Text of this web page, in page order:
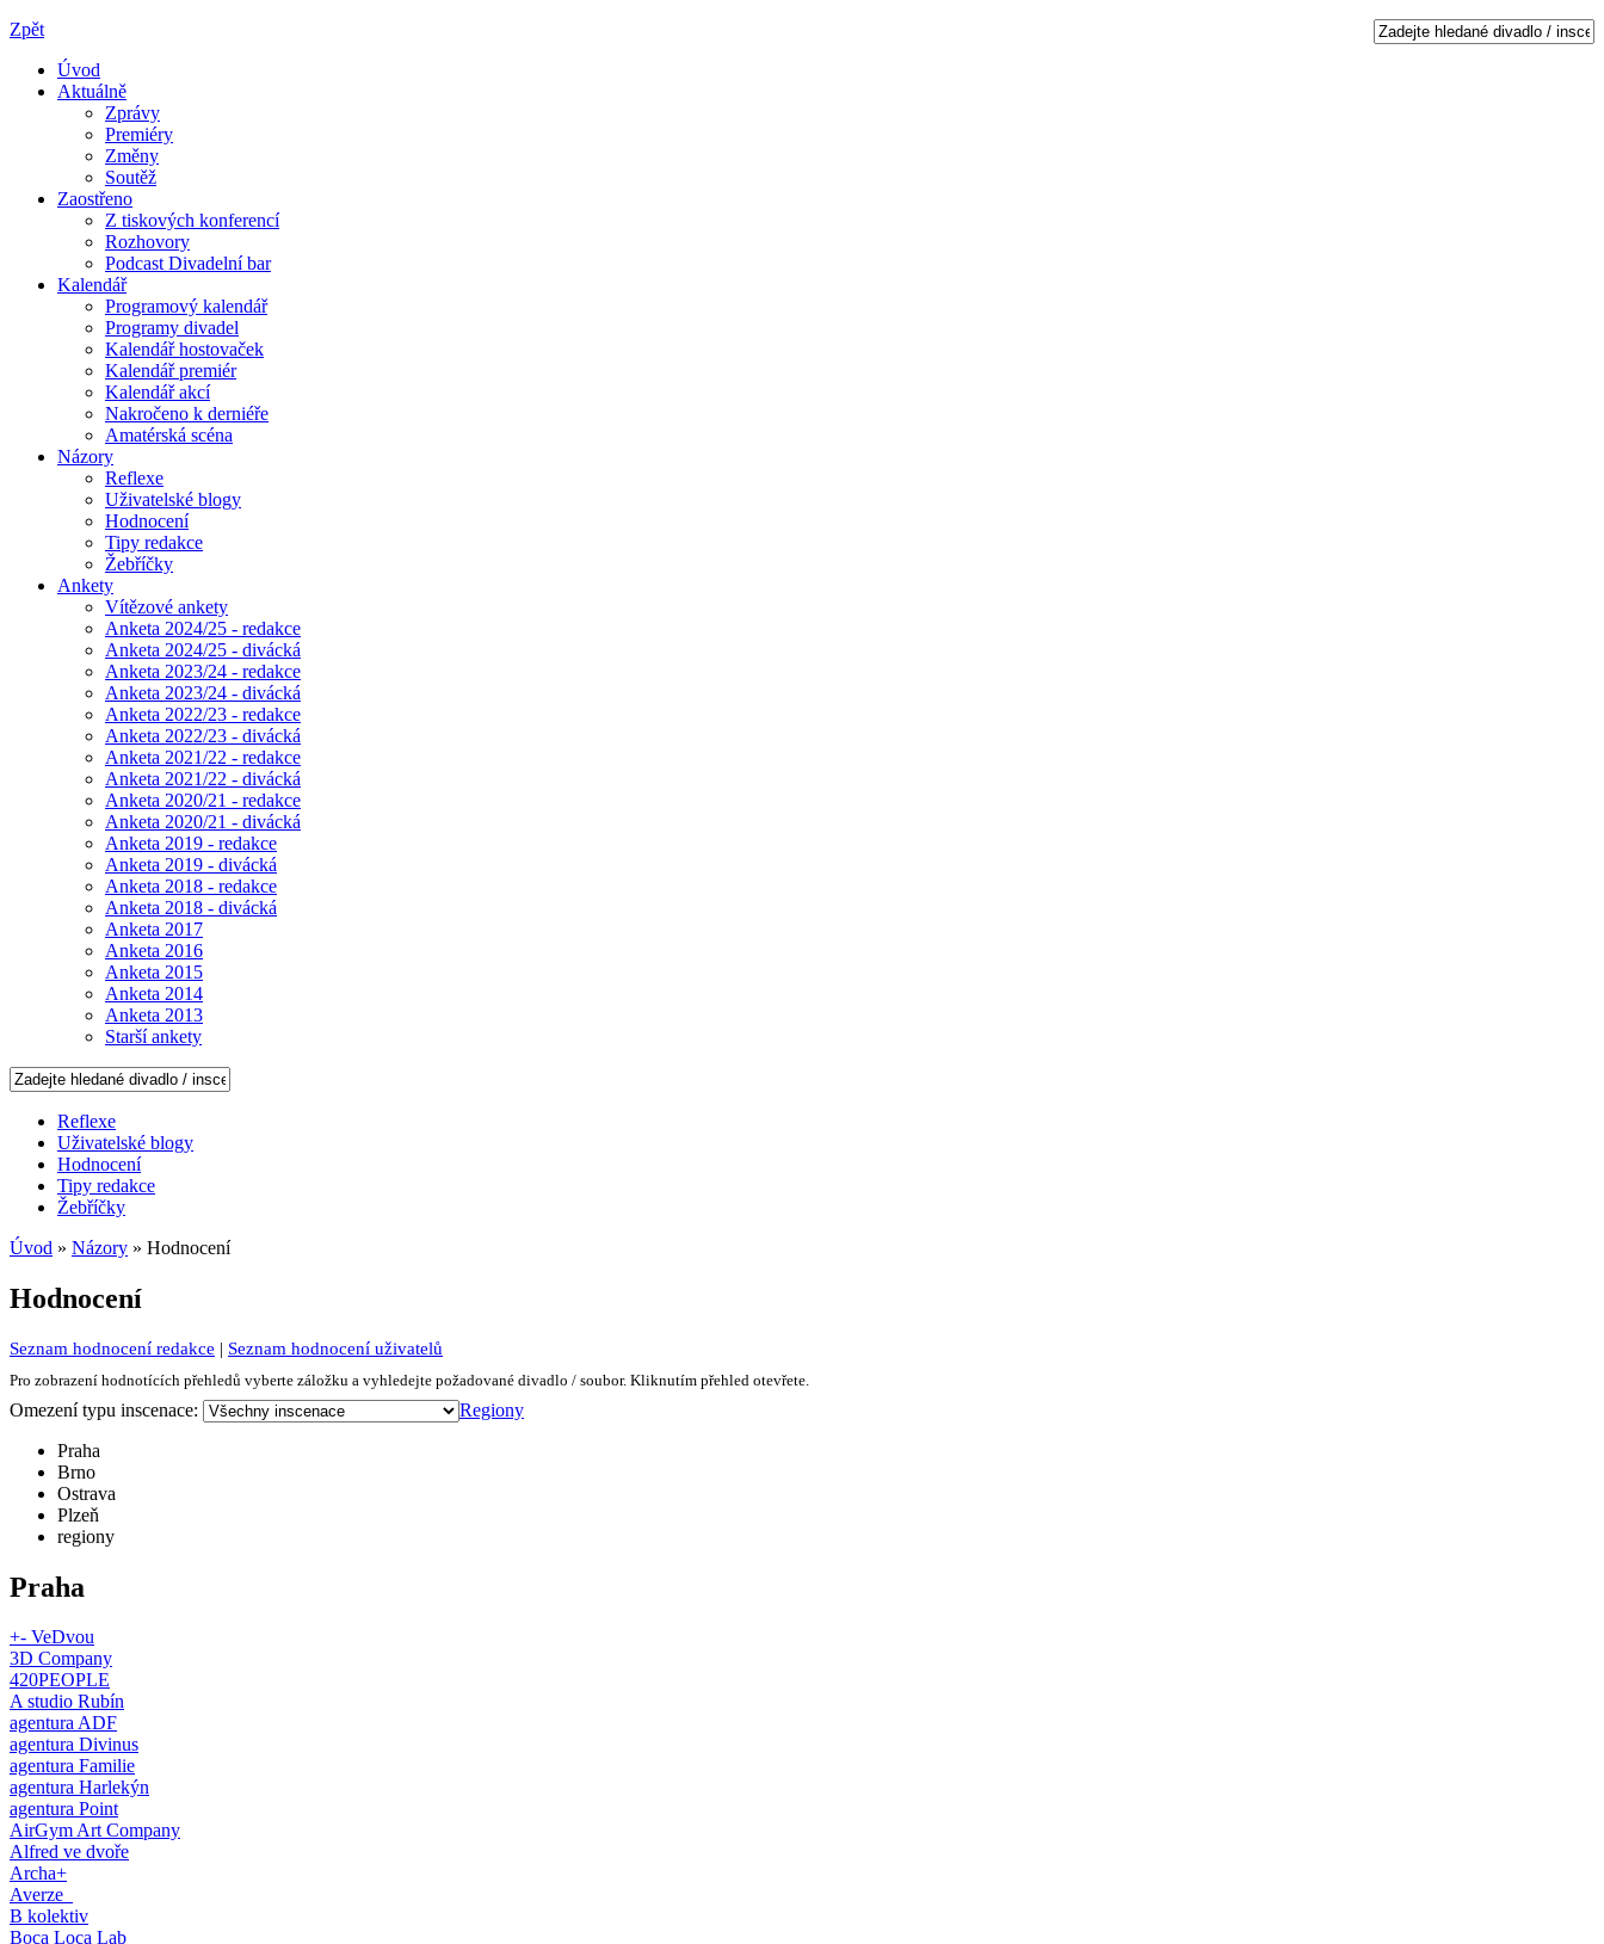
Zpět
Úvod
Aktuálně
Zprávy
Premiéry
Změny
Soutěž
Zaostřeno
Z tiskových konferencí
Rozhovory
Podcast Divadelní bar
Kalendář
Programový kalendář
Programy divadel
Kalendář hostovaček
Kalendář premiér
Kalendář akcí
Nakročeno k derniéře
Amatérská scéna
Názory
Reflexe
Uživatelské blogy
Hodnocení
Tipy redakce
Žebříčky
Ankety
Vítězové ankety
Anketa 2024/25 - redakce
Anketa 2024/25 - divácká
Anketa 2023/24 - redakce
Anketa 2023/24 - divácká
Anketa 2022/23 - redakce
Anketa 2022/23 - divácká
Anketa 2021/22 - redakce
Anketa 2021/22 - divácká
Anketa 2020/21 - redakce
Anketa 2020/21 - divácká
Anketa 2019 - redakce
Anketa 2019 - divácká
Anketa 2018 - redakce
Anketa 2018 - divácká
Anketa 2017
Anketa 2016
Anketa 2015
Anketa 2014
Anketa 2013
Starší ankety
Reflexe
Uživatelské blogy
Hodnocení
Tipy redakce
Žebříčky
Úvod » Názory » Hodnocení
Hodnocení
Seznam hodnocení redakce | Seznam hodnocení uživatelů
Pro zobrazení hodnotících přehledů vyberte záložku a vyhledejte požadované divadlo / soubor. Kliknutím přehled otevřete.
Omezení typu inscenace:
Regiony
Praha
Brno
Ostrava
Plzeň
regiony
Praha
+- VeDvou
3D Company
420PEOPLE
A studio Rubín
agentura ADF
agentura Divinus
agentura Familie
agentura Harlekýn
agentura Point
AirGym Art Company
Alfred ve dvoře
Archa+
Averze_
B kolektiv
Boca Loca Lab